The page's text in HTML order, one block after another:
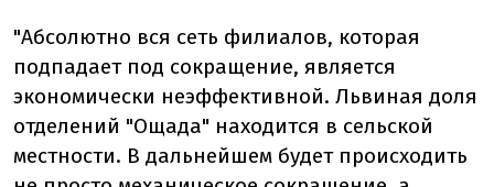
"Абсолютно вся сеть филиалов, которая
подпадает под сокращение, является
экономически неэффективной. Львиная доля
отделений "Ощада" находится в сельской
местности. В дальнейшем будет происходить